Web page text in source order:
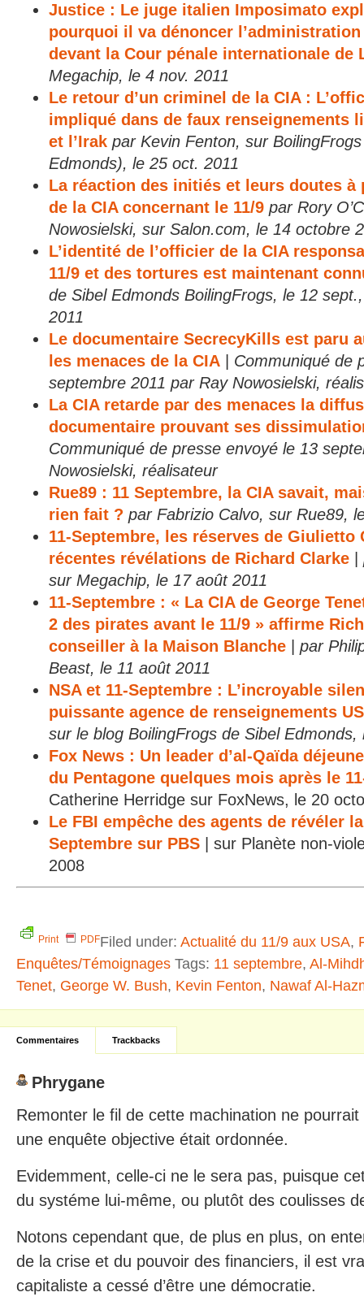
Justice : Le juge italien Imposimato
pourquoi il va dénoncer
devant la Cour pénale internationale de
Megachip, le 4 nov. 2011
Le retour d’un criminel de la CIA :
impliqué dans de faux renseignements
et l’Irak par Kevin Fenton, sur
Edmonds), le 25 oct. 2011
La réaction des initiés et leurs doutes à
de la CIA concernant le 11/9 par Rory
Nowosielski, sur Salon.com, le 14 octobre
L’identité de l’officier de la CIA
11/9 et des tortures est maintenant
de Sibel Edmonds BoilingFrogs, le 12
2011
Le documentaire SecrecyKills est paru
les menaces de la CIA
Communiqué de
septembre 2011 par Ray Nowosielski,
La CIA retarde par des menaces la
documentaire prouvant ses
Communiqué de presse envoyé le 13
Nowosielski, réalisateur
Rue89 : 11 Septembre, la CIA savait,
rien fait ? par Fabrizio Calvo, sur Rue89,
11-Septembre, les réserves de Giulietto
récentes révélations de Richard Clarke
sur Megachip, le 17 août 2011
11-Septembre : « La CIA de George
2 des pirates avant le 11/9 » affirme
conseiller à la Maison Blanche
par
Beast, le 11 août 2011
NSA et 11-Septembre : L’incroyable
puissante agence de renseignements US
sur le blog BoilingFrogs de Sibel Edmonds,
Fox News : Un leader d’al-Qaïda
du Pentagone quelques mois après le
Catherine Herridge sur FoxNews, le 20
Le FBI empêche des agents de révéler
Septembre sur PBS | sur Planète non-
2008
Print PDFFiled under: Actualité du 11/9 aux USA,
Enquêtes/Témoignages Tags: 11 septembre, Al-
Tenet, George W. Bush, Kevin Fenton, Nawaf Al-
Commentaires Trackbacks
Phrygane
Remonter le fil de cette machination ne
une enquête objective était ordonnée.
Evidemment, celle-ci ne le sera pas, puisque
du systéme lui-même, ou plutôt des coulisses
Notons cependant que, de plus en plus, on
de la crise et du pouvoir des financiers, il est
capitaliste a cessé d’être une démocratie.